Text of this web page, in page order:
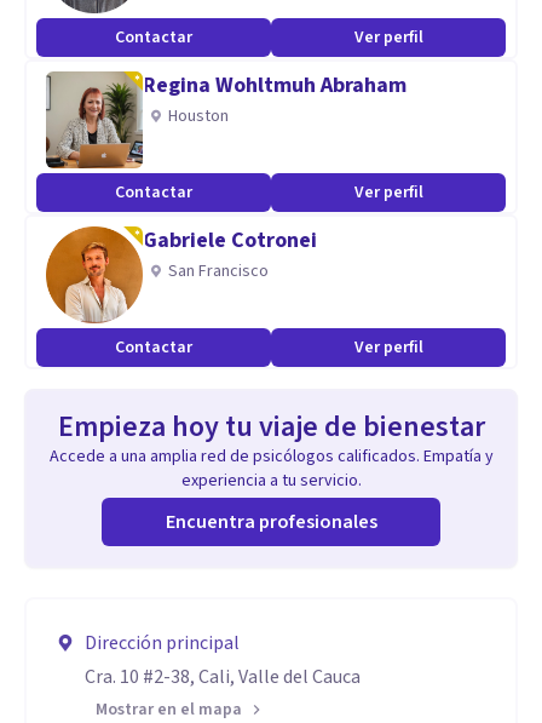
Contactar Ver perfil
Regina Wohltmuh Abraham
Houston
Contactar Ver perfil
Gabriele Cotronei
San Francisco
Contactar Ver perfil
Empieza hoy tu viaje de bienestar
Accede a una amplia red de psicólogos calificados. Empatía y
experiencia a tu servicio.
Encuentra profesionales
Dirección principal
Cra. 10 #2-38, Cali, Valle del Cauca
Mostrar en el mapa